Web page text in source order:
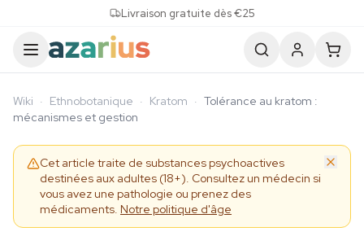
Livraison gratuite dès €25
Wiki · Ethnobotanique · Kratom · Tolérance au kratom :
mécanismes et gestion
Cet article traite de substances psychoactives
destinées aux adultes (18+). Consultez un médecin si
vous avez une pathologie ou prenez des
médicaments. Notre politique d'âge